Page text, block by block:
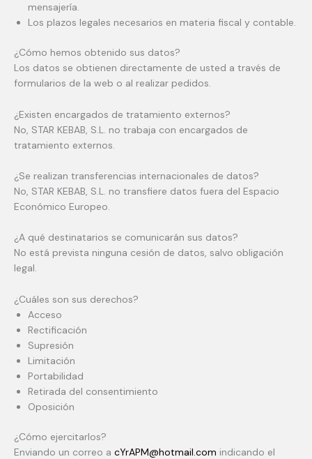
mensajería.
Los plazos legales necesarios en materia fiscal y contable.
¿Cómo hemos obtenido sus datos?
Los datos se obtienen directamente de usted a través de
formularios de la web o al realizar pedidos.
¿Existen encargados de tratamiento externos?
No, STAR KEBAB, S.L. no trabaja con encargados de
tratamiento externos.
¿Se realizan transferencias internacionales de datos?
No, STAR KEBAB, S.L. no transfiere datos fuera del Espacio
Económico Europeo.
¿A qué destinatarios se comunicarán sus datos?
No está prevista ninguna cesión de datos, salvo obligación
legal.
¿Cuáles son sus derechos?
Acceso
Rectificación
Supresión
Limitación
Portabilidad
Retirada del consentimiento
Oposición
¿Cómo ejercitarlos?
Enviando un correo a cYrAPM@hotmail.com indicando el